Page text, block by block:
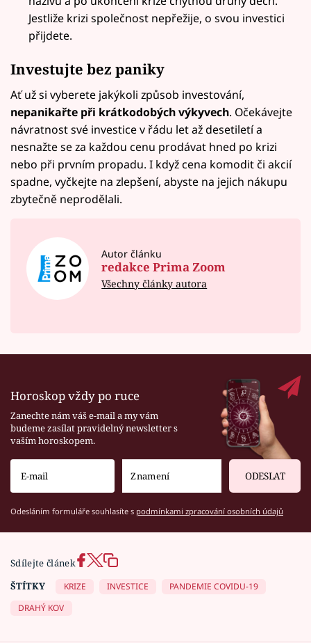
Jestliže krizi společnost nepřežije, o svou investici
přijdete.
Investujte bez paniky
Ať už si vyberete jakýkoli způsob investování,
nepanikařte při krátkodobých výkyvech. Očekávejte
návratnost své investice v řádu let až desetiletí a
nesnažte se za každou cenu prodávat hned po krizi
nebo při prvním propadu. I když cena komodit či akcií
spadne, vyčkejte na zlepšení, abyste na jejich nákupu
zbytečně neprodělali.
Autor článku
redakce Prima Zoom
Všechny články autora
Horoskop vždy po ruce
Zanechte nám váš e-mail a my vám
budeme zasílat pravidelný newsletter s
vaším horoskopem.
ODESLAT
Odesláním formuláře souhlasíte s podmínkami zpracování osobních údajů
Sdílejte článek
ŠTÍTKY
KRIZE INVESTICE
PANDEMIE COVIDU-19
DRAHÝ KOV